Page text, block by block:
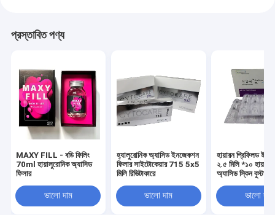
প্রস্তাবিত পণ্য
MAXY FILL - বডি ফিলিং
70ml হায়ালুরোনিক অ্যাসিড
ফিলার
ভালো দাম
হ্যালুরোনিক অ্যাসিড ইনজেকশন
ফিলার সাইটোকেয়ার 715 5x5
মিলি রিভিটাকারে
ভালো দাম
হায়ারন প্রিফিলড
২.৫ মিলি *১০
অ্যাসিড স্কিন বুস্টার
ভালো দাম